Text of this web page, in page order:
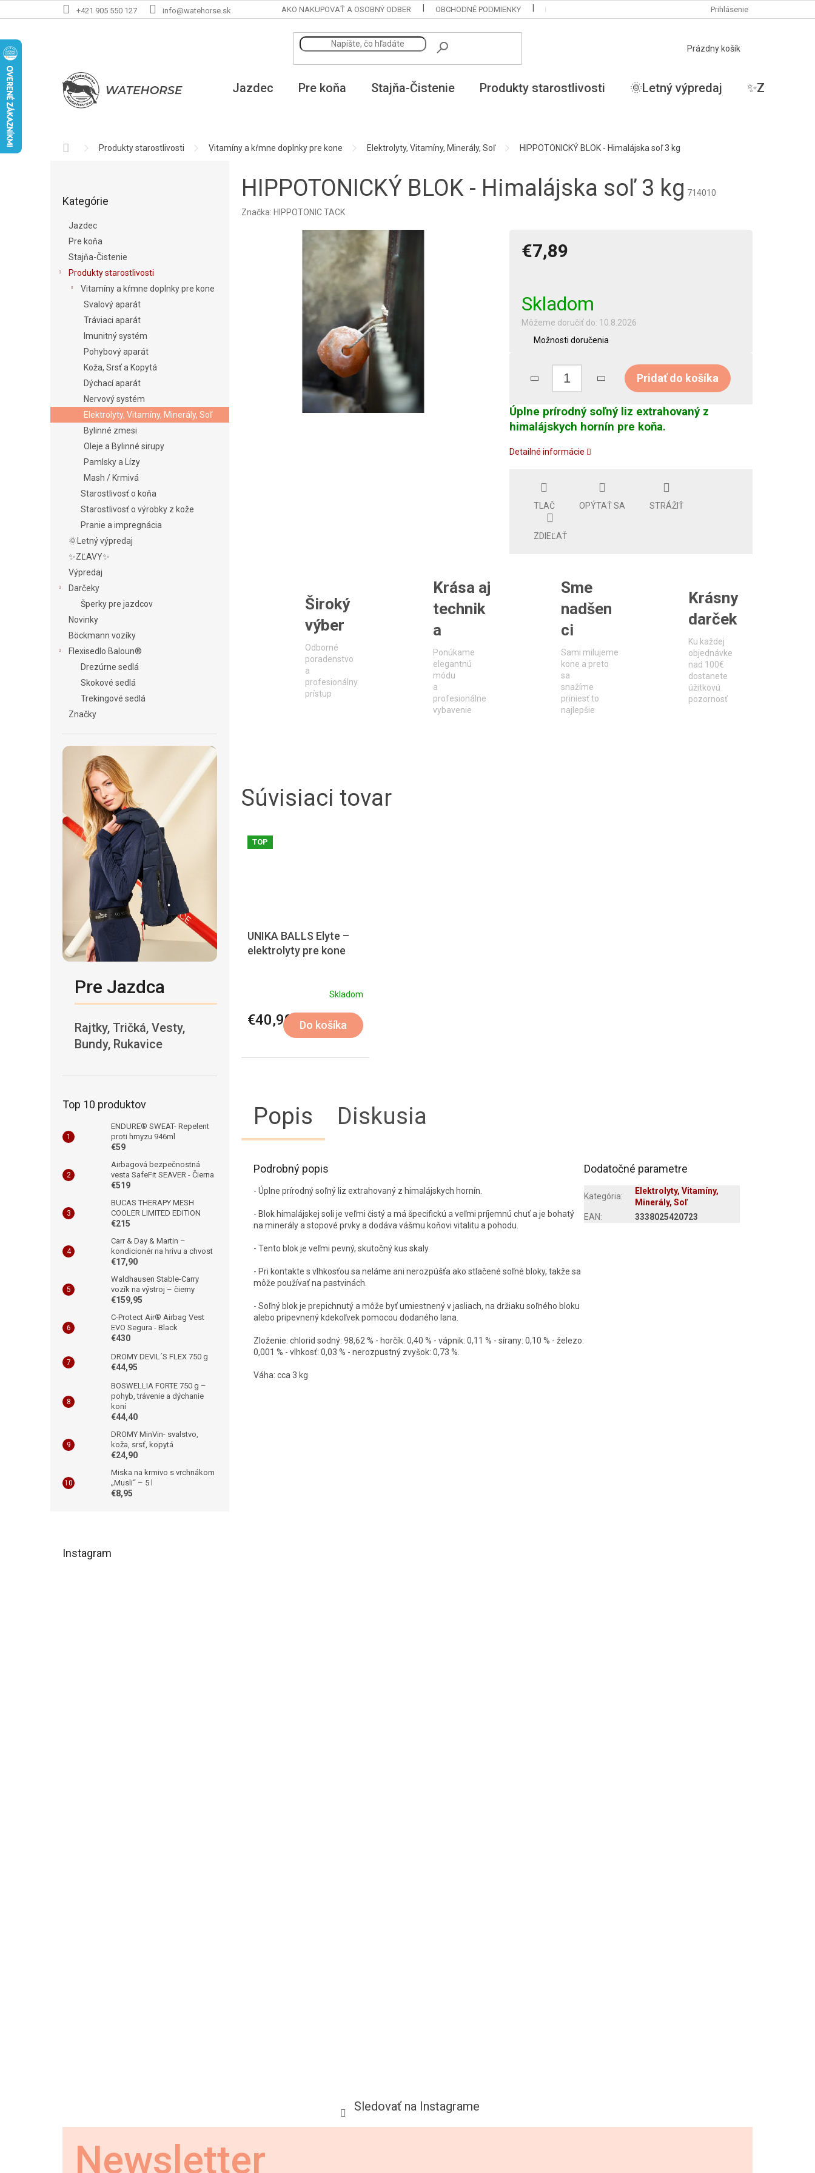
na
+421 905 550 127 info@watehorse.sk AKO NAKUPOVAŤ A OSOBNÝ ODBER OBCHODNÉ PODMIENKY PODMIENKY OCHRANY OSOBNÝCH ÚDAJOV MOJA OBJEDNÁVKA
Prihlásenie
NÁKUPNÝ
Prázdny košík
Jazdec Pre koňa Stajňa-Čistenie Produkty starostlivosti 🌞Letný výpredaj ✨ZĽAVY✨
DomovProdukty starostlivosti Vitamíny a kŕmne doplnky pre kone Elektrolyty, Vitamíny, Minerály, Soľ HIPPOTONICKÝ BLOK - Himalájska soľ 3 kg
kategórie
Kategórie
Jazdec
Pre koňa
Stajňa-Čistenie
Produkty starostlivosti
Vitamíny a kŕmne doplnky pre kone
Svalový aparát
Tráviaci aparát
Imunitný systém
Pohybový aparát
Koža, Srsť a Kopytá
Dýchací aparát
Nervový systém
Elektrolyty, Vitamíny, Minerály, Soľ
Bylinné zmesi
Oleje a Bylinné sirupy
Pamlsky a Lízy
Mash / Krmivá
Starostlivosť o koňa
Starostlivosť o výrobky z kože
Pranie a impregnácia
🌞Letný výpredaj
✨ZĽAVY✨
Výpredaj
Darčeky
Šperky pre jazdcov
Novinky
Böckmann vozíky
Flexisedlo Baloun®
Drezúrne sedlá
Skokové sedlá
Trekingové sedlá
Značky
Pre Jazdca
Rajtky, Tričká, Vesty,
Bundy, Rukavice
Top 10 produktov
ENDURE® SWEAT- Repelent
proti hmyzu 946ml
€59
Airbagová bezpečnostná
vesta SafeFit SEAVER - Čierna
€519
BUCAS THERAPY MESH
COOLER LIMITED EDITION
€215
Carr & Day & Martin –
kondicionér na hrivu a chvost
€17,90
Waldhausen Stable-Carry
vozík na výstroj – čierny
€159,95
C-Protect Air® Airbag Vest
EVO Segura - Black
€430
DROMY DEVIL´S FLEX 750 g
€44,95
BOSWELLIA FORTE 750 g –
pohyb, trávenie a dýchanie
koní
€44,40
DROMY MinVin- svalstvo,
koža, srsť, kopytá
€24,90
Miska na krmivo s vrchnákom
„Musli“ – 5 l
€8,95
HIPPOTONICKÝ BLOK - Himalájska soľ 3 kg 714010
Značka: HIPPOTONIC TACK
€7,89
Skladom
Môžeme doručiť do: 10.8.2026
Možnosti doručenia
Pridať do košíka
Úplne prírodný soľný liz extrahovaný z
himalájskych hornín pre koňa.
Detailné informácie
TLAČ OPÝTAŤ SA STRÁŽIŤ
ZDIEĽAŤ
Široký
výber
Odborné
poradenstvo
a
profesionálny
prístup
Krása aj
technik
a
Ponúkame
elegantnú
módu
a
profesionálne
vybavenie
Sme
nadšen
ci
Sami milujeme
kone a preto
sa
snažíme
priniesť to
najlepšie
Krásny
darček
Ku každej
objednávke
nad 100€
dostanete
úžitkovú
pozornosť
Súvisiaci tovar
TOP
UNIKA BALLS Elyte –
elektrolyty pre kone
Skladom
€40,90 Do košíka
Popis Diskusia
Podrobný popis
- Úplne prírodný soľný liz extrahovaný z himalájskych hornín.
- Blok himalájskej soli je veľmi čistý a má špecifickú a veľmi príjemnú chuť a je bohatý
na minerály a stopové prvky a dodáva vášmu koňovi vitalitu a pohodu.
- Tento blok je veľmi pevný, skutočný kus skaly.
- Pri kontakte s vlhkosťou sa neláme ani nerozpúšťa ako stlačené soľné bloky, takže sa
môže používať na pastvinách.
- Soľný blok je prepichnutý a môže byť umiestnený v jasliach, na držiaku soľného bloku
alebo pripevnený kdekoľvek pomocou dodaného lana.
Zloženie: chlorid sodný: 98,62 % - horčík: 0,40 % - vápnik: 0,11 % - sírany: 0,10 % - železo:
0,001 % - vlhkosť: 0,03 % - nerozpustný zvyšok: 0,73 %.
Váha: cca 3 kg
Dodatočné parametre
Kategória:
Elektrolyty, Vitamíny,
Minerály, Soľ
EAN: 3338025420723
Instagram
Sledovať na Instagrame
Newsletter